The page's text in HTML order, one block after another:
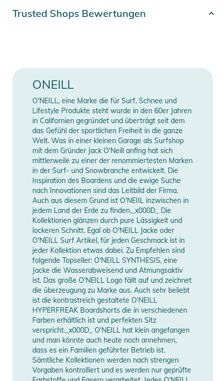
- Interior Tape
Gebrauchsanweisungen, Sicherheitshinweise und Warnungen
finden Sie direkt am Produkt.
Material
60% Baumwolle, 40%
Polyester
Manufacturer
Information
Herstellerangaben
anzeigen
Trusted Shops Bewertungen
ONEILL
O'NEILL, eine Marke die für Surf, Schnee und
Lifestyle Produkte steht wurde in den 60er Jahren
in Californien gegründet und überträgt seit dem
das Gefühl der sportlichen Freiheit in die ganze
Welt. Was in einer kleinen Garage als Surfshop
mit dem Gründer Jack O'Neill anfing hat sich
mittlerweile zu einer der renommiertesten Marken
in der Surf- und Snowbranche entwickelt. Die
Inspiration des Boardens und die ewige Suche
nach Innovationen sind das Leitbild der Firma.
Auch aus diesem Grund ist O'NEIIL inzwischen in
jedem Land der Erde zu finden._x000D_ Die
Kollektionen glänzen durch pure Lässigkeit und
lockeren Schnitt. Egal ob O'NEILL Jacke oder
O'NEILL Surf Artikel, für jeden Geschmack ist in
jeder Kollektion etwas dabei. Zu Empfehlen sind
folgende Topseller: O'NEILL SYNTHESIS, eine
Jacke die Wasserabweisend und Atmungsaktiv
ist. Das große O'NEILL Logo fällt auf und zeichnet
die überzeugung zu Marke aus. Auch sehr beliebt
ist die kontrastreich gestaltete O'NEILL
HYPERFREAK Boardshorts die in verschiedenen
Farben erhältlich ist und perfekten Sitz
verspricht._x000D_ O'NEILL hat klein angefangen
und man könnte auch heute noch annehmen,
dass es ein Familien geführter Betrieb ist.
Sämtliche Kollektionen werden nach strengen
Vorgaben kontrolliert und es werden nur geprüfte